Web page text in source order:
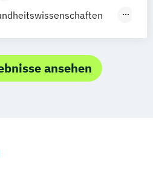
Präsenzstudium
ansehen